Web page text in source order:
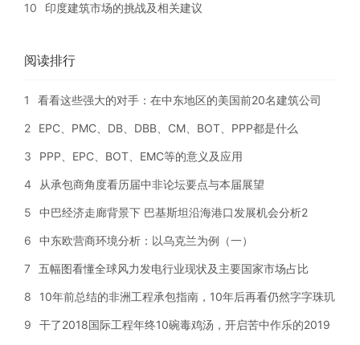
10 印度建筑市场的挑战及相关建议
阅读排行
1 看看这些强大的对手：在中东地区的美国前20名建筑公司
2 EPC、PMC、DB、DBB、CM、BOT、PPP都是什么
3 PPP、EPC、BOT、EMC等的意义及应用
4 从承包商角度看历届中非论坛要点与本届展望
5 中巴经济走廊背景下 巴基斯坦沿海港口发展机会分析2
6 中东欧营商环境分析：以乌克兰为例（一）
7 五幅图看懂全球风力发电行业现状及主要国家市场占比
8 10年前总结的非洲工程承包指南，10年后再看仍然字字珠玑
9 干了2018国际工程年终10碗毒鸡汤，开启苦中作乐的2019